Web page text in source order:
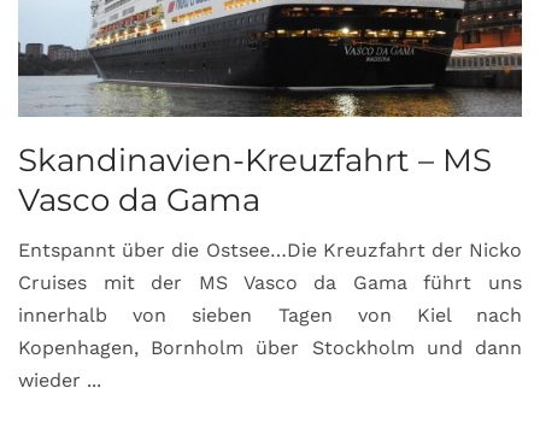
Skandinavien-Kreuzfahrt – MS
Vasco da Gama
Entspannt über die Ostsee…Die Kreuzfahrt der Nicko
Cruises mit der MS Vasco da Gama führt uns
innerhalb von sieben Tagen von Kiel nach
Kopenhagen, Bornholm über Stockholm und dann
wieder ...